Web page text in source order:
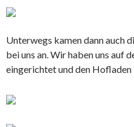
Unterwegs kamen dann auch
bei uns an. Wir haben uns auf
eingerichtet und den Hofladen